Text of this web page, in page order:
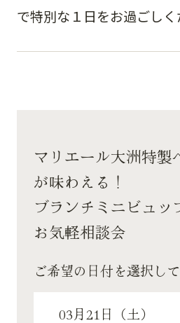
で特別な１日をお過ごしく
マリエール大洲特製
が味わえる！
ブランチミニビュ
お気軽相談会
ご希望の日付を選択し